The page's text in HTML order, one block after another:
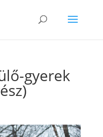
gyerek